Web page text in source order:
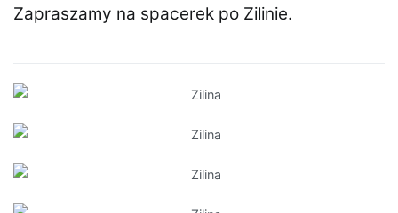
Zapraszamy na spacerek po Zilinie.